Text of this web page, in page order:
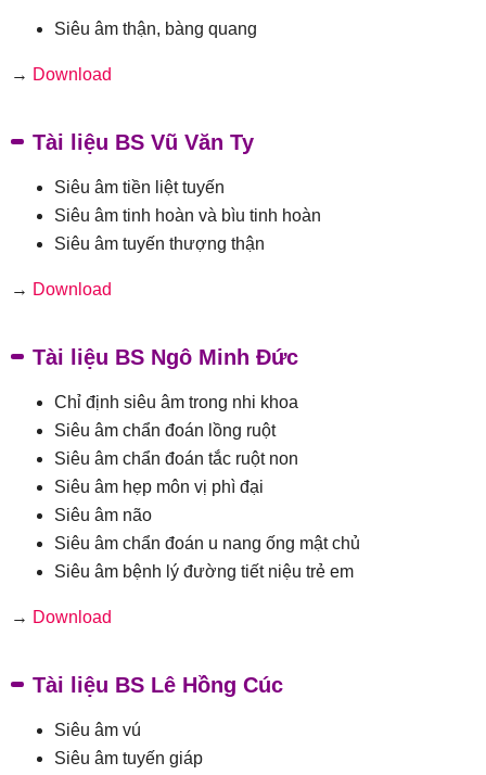
Siêu âm thận, bàng quang
→ Download
Tài liệu BS Vũ Văn Ty
Siêu âm tiền liệt tuyến
Siêu âm tinh hoàn và bìu tinh hoàn
Siêu âm tuyến thượng thận
→ Download
Tài liệu BS Ngô Minh Đức
Chỉ định siêu âm trong nhi khoa
Siêu âm chẩn đoán lồng ruột
Siêu âm chẩn đoán tắc ruột non
Siêu âm hẹp môn vị phì đại
Siêu âm não
Siêu âm chẩn đoán u nang ống mật chủ
Siêu âm bệnh lý đường tiết niệu trẻ em
→ Download
Tài liệu BS Lê Hồng Cúc
Siêu âm vú
Siêu âm tuyến giáp